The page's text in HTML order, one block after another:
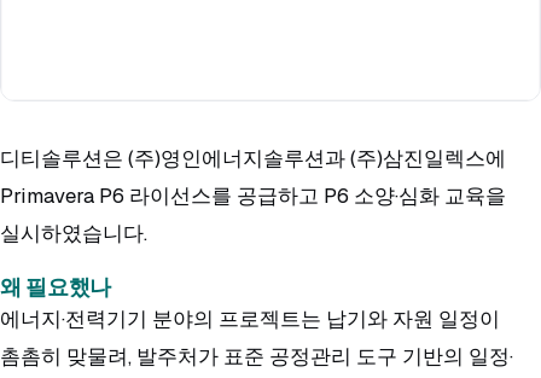
디티솔루션은 (주)영인에너지솔루션과 (주)삼진일렉스에
Primavera P6 라이선스를 공급하고 P6 소양·심화 교육을
실시하였습니다.
왜 필요했나
에너지·전력기기 분야의 프로젝트는 납기와 자원 일정이
촘촘히 맞물려, 발주처가 표준 공정관리 도구 기반의 일정·